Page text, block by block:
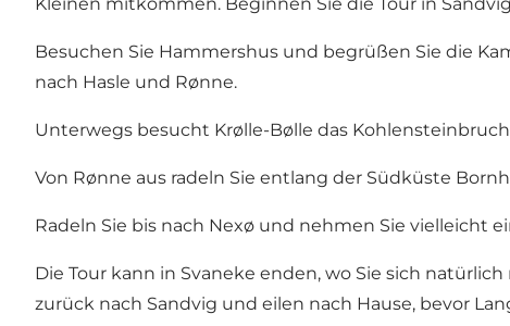
Besuchen Sie Hammershus und begrüßen Sie die
nach Hasle und Rønne.
Unterwegs besucht Krølle-Bølle das
Von Rønne aus radeln Sie entlang der Südküste
Radeln Sie bis nach Nexø und nehmen Sie vielleicht
Die Tour kann in Svaneke enden, wo Sie sich
zurück nach Sandvig und eilen nach Hause, bevor